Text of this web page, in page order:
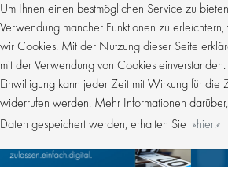
Um Ihnen einen bestmöglichen Service zu
Verwendung mancher Funktionen zu
wir Cookies. Mit der Nutzung dieser Seite
mit der Verwendung von Cookies
Einwilligung kann jeder Zeit mit Wirkung für die
widerrufen werden. Mehr Informationen
Daten gespeichert werden, erhalten Sie
hier.